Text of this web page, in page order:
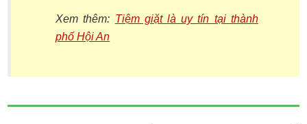
Xem thêm: Tiệm giặt là uy tín tại thành
phố Hội An